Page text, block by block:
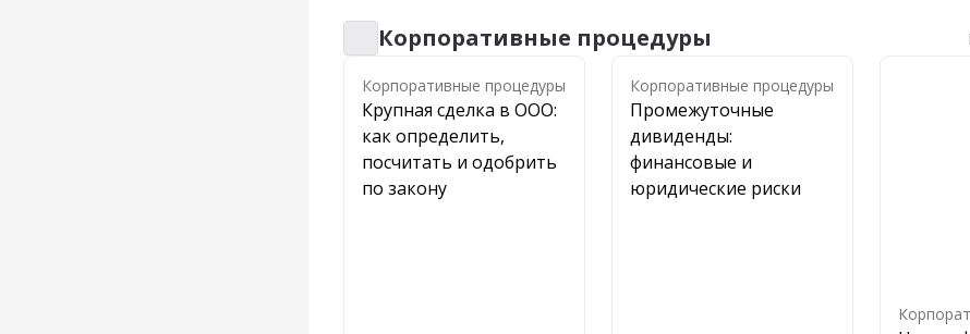
Корпоративные процедуры
Корпоративные процедуры
Корпоративные процедуры
Крупная сделка в ООО:
как определить,
посчитать и одобрить
по закону
Корпоративные процедуры
Промежуточные
дивиденды:
финансовые и
юридические риски